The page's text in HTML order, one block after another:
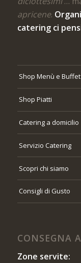
apricene.
catering ci
Shop Menù e Buffet
Shop Piatti
Catering a domicilio
Servizio Catering
Scopri chi siamo
Consigli di Gusto
CONSEGNA
Zone servite: